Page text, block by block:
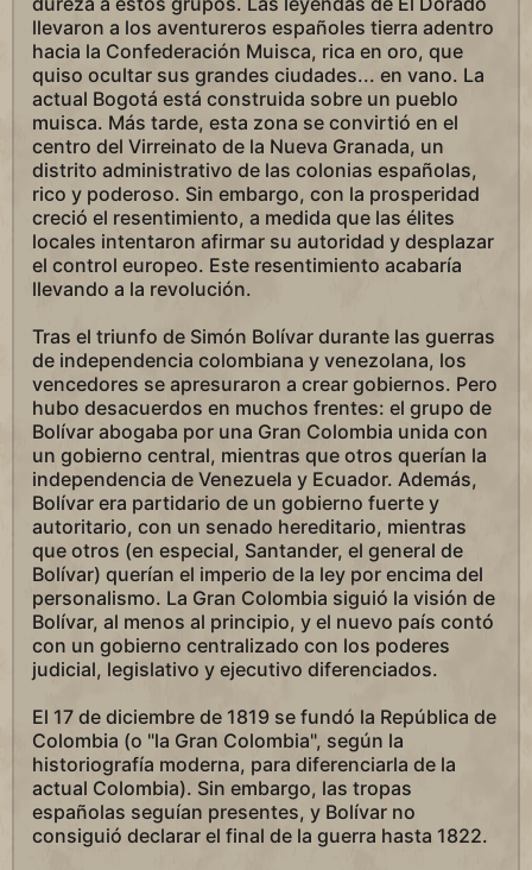
llevaron a los aventureros españoles tierra adentro
hacia la Confederación Muisca, rica en oro, que
quiso ocultar sus grandes ciudades... en vano. La
actual Bogotá está construida sobre un pueblo
muisca. Más tarde, esta zona se convirtió en el
centro del Virreinato de la Nueva Granada, un
distrito administrativo de las colonias españolas,
rico y poderoso. Sin embargo, con la prosperidad
creció el resentimiento, a medida que las élites
locales intentaron afirmar su autoridad y desplazar
el control europeo. Este resentimiento acabaría
llevando a la revolución.
Tras el triunfo de Simón Bolívar durante las guerras
de independencia colombiana y venezolana, los
vencedores se apresuraron a crear gobiernos. Pero
hubo desacuerdos en muchos frentes: el grupo de
Bolívar abogaba por una Gran Colombia unida con
un gobierno central, mientras que otros querían la
independencia de Venezuela y Ecuador. Además,
Bolívar era partidario de un gobierno fuerte y
autoritario, con un senado hereditario, mientras
que otros (en especial, Santander, el general de
Bolívar) querían el imperio de la ley por encima del
personalismo. La Gran Colombia siguió la visión de
Bolívar, al menos al principio, y el nuevo país contó
con un gobierno centralizado con los poderes
judicial, legislativo y ejecutivo diferenciados.
El 17 de diciembre de 1819 se fundó la República de
Colombia (o "la Gran Colombia", según la
historiografía moderna, para diferenciarla de la
actual Colombia). Sin embargo, las tropas
españolas seguían presentes, y Bolívar no
consiguió declarar el final de la guerra hasta 1822.